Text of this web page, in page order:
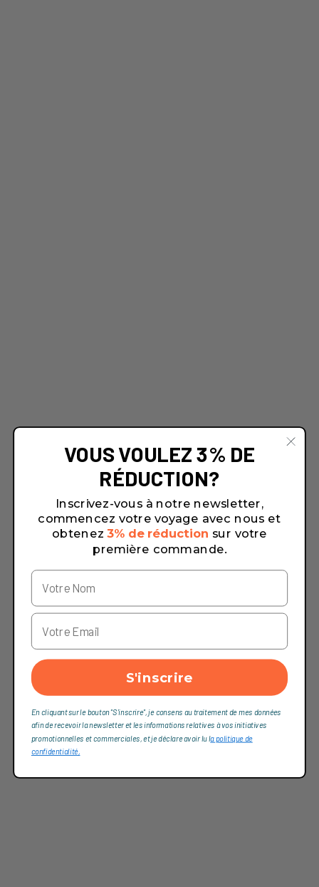
VOUS VOULEZ 3% DE
RÉDUCTION?
Inscrivez-vous à notre newsletter,
commencez votre voyage avec nous et
obtenez 3% de réduction sur votre
première commande.
S'inscrire
En cliquant sur le bouton "S'inscrire", je consens au traitement de mes données
afin de recevoir la newsletter et les informations relatives à vos initiatives
promotionnelles et commerciales, et je déclare avoir lu la politique de
confidentialité,